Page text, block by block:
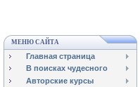
МЕНЮ САЙТА
Главная страница
В поисках чудесного
Авторские курсы